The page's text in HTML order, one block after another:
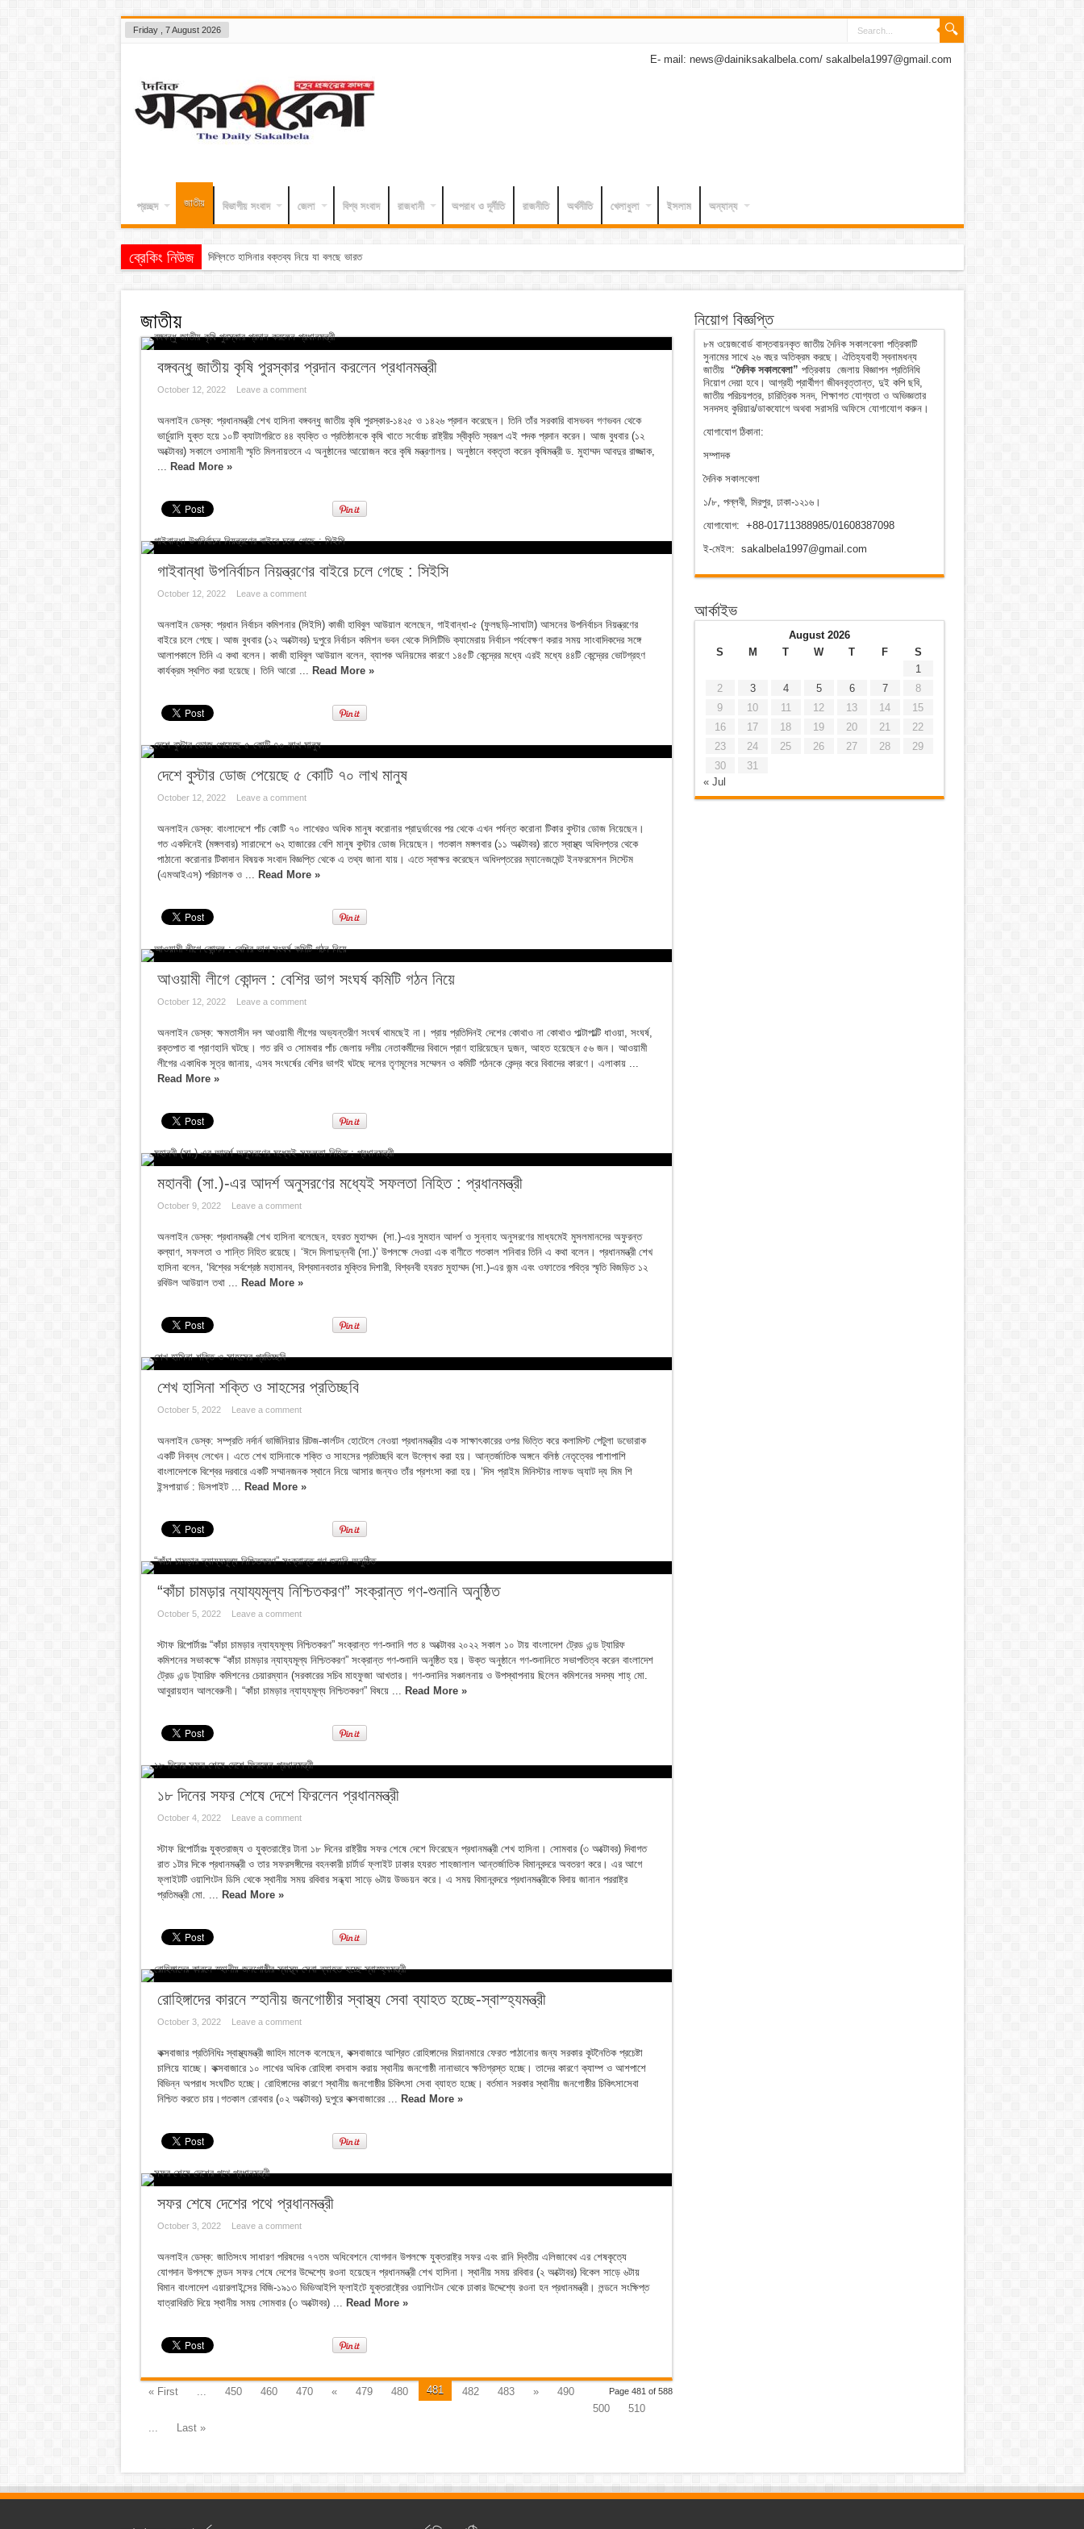
Friday , 7 August 2026
E- mail: news@dainiksakalbela.com/ sakalbela1997@gmail.com
প্রচ্ছদ জাতীয় বিভাগীয় সংবাদ জেলা বিশ্ব সংবাদ রাজধানী অপরাধ ও দূর্নীতি রাজনীতি অর্থনীতি খেলাধুলা ইসলাম অন্যান্য
ব্রেকিং নিউজ তুহিন হত্যার এ
জাতীয়
বঙ্গবন্ধু জাতীয় কৃষি পুরস্কার প্রদান করলেন প্রধানমন্ত্রী
October 12, 2022 Leave a comment
অনলাইন ডেস্ক: প্রধানমন্ত্রী শেখ হাসিনা বঙ্গবন্ধু জাতীয় কৃষি পুরস্কার-১৪২৫ ও ১৪২৬ প্রদান করেছেন। তিনি তাঁর সরকারি বাসভবন গণভবন থেকে
ভার্চুয়ালি যুক্ত হয়ে ১০টি ক্যাটাগরিতে ৪৪ ব্যক্তি ও প্রতিষ্ঠানকে কৃষি খাতে সর্বোচ্চ রাষ্ট্রীয় স্বীকৃতি স্বরূপ এই পদক প্রদান করেন। আজ বুধবার (১২
অক্টোবর) সকালে ওসামানী স্মৃতি মিলনায়তনে এ অনুষ্ঠানের আয়োজন করে কৃষি মন্ত্রণালয়। অনুষ্ঠানে বক্তৃতা করেন কৃষিমন্ত্রী ড. মুহাম্মদ আবদুর রাজ্জাক,
... Read More »
গাইবান্ধা উপনির্বাচন নিয়ন্ত্রণের বাইরে চলে গেছে : সিইসি
October 12, 2022 Leave a comment
অনলাইন ডেস্ক: প্রধান নির্বাচন কমিশনার (সিইসি) কাজী হাবিবুল আউয়াল বলেছেন, গাইবান্ধা-৫ (ফুলছড়ি-সাঘাটা) আসনের উপনির্বাচন নিয়ন্ত্রণের
বাইরে চলে গেছে। আজ বুধবার (১২ অক্টোবর) দুপুরে নির্বাচন কমিশন ভবন থেকে সিসিটিভি ক্যামেরায় নির্বাচন পর্যবেক্ষণ করার সময় সাংবাদিকদের সঙ্গে
আলাপকালে তিনি এ কথা বলেন। কাজী হাবিবুল আউয়াল বলেন, ব্যাপক অনিয়মের কারণে ১৪৫টি কেন্দ্রের মধ্যে এরই মধ্যে ৪৪টি কেন্দ্রের ভোটগ্রহণ
কার্যক্রম স্থগিত করা হয়েছে। তিনি আরো ... Read More »
দেশে বুস্টার ডোজ পেয়েছে ৫ কোটি ৭০ লাখ মানুষ
October 12, 2022 Leave a comment
অনলাইন ডেস্ক: বাংলাদেশে পাঁচ কোটি ৭০ লাখেরও অধিক মানুষ করোনার প্রাদুর্ভাবের পর থেকে এখন পর্যন্ত করোনা টিকার বুস্টার ডোজ নিয়েছেন।
গত একদিনেই (মঙ্গলবার) সারাদেশে ৬২ হাজারের বেশি মানুষ বুস্টার ডোজ নিয়েছেন। গতকাল মঙ্গলবার (১১ অক্টোবর) রাতে স্বাস্থ্য অধিদপ্তর থেকে
পাঠানো করোনার টিকাদান বিষয়ক সংবাদ বিজ্ঞপ্তি থেকে এ তথ্য জানা যায়। এতে স্বাক্ষর করেছেন অধিদপ্তরের ম্যানেজমেন্ট ইনফরমেশন সিস্টেম
(এমআইএস) পরিচালক ও ... Read More »
আওয়ামী লীগে কোন্দল : বেশির ভাগ সংঘর্ষ কমিটি গঠন নিয়ে
October 12, 2022 Leave a comment
অনলাইন ডেস্ক: ক্ষমতাসীন দল আওয়ামী লীগের অভ্যন্তরীণ সংঘর্ষ থামছেই না। প্রায় প্রতিদিনই দেশের কোথাও না কোথাও পাল্টাপাল্টি ধাওয়া, সংঘর্ষ,
রক্তপাত বা প্রাণহানি ঘটছে। গত রবি ও সোমবার পাঁচ জেলায় দলীয় নেতাকর্মীদের বিবাদে প্রাণ হারিয়েছেন দুজন, আহত হয়েছেন ৫৬ জন। আওয়ামী
লীগের একাধিক সূত্র জানায়, এসব সংঘর্ষের বেশির ভাগই ঘটছে দলের তৃণমূলের সম্মেলন ও কমিটি গঠনকে কেন্দ্র করে বিবাদের কারণে। এলাকায় ...
Read More »
মহানবী (সা.)-এর আদর্শ অনুসরণের মধ্যেই সফলতা নিহিত : প্রধানমন্ত্রী
October 9, 2022 Leave a comment
অনলাইন ডেস্ক: প্রধানমন্ত্রী শেখ হাসিনা বলেছেন, হযরত মুহাম্মদ (সা.)-এর সুমহান আদর্শ ও সুন্নাহ অনুসরণের মাধ্যমেই মুসলমানদের অফুরন্ত
কল্যাণ, সফলতা ও শান্তি নিহিত রয়েছে। ‘ঈদে মিলাদুন্নবী (সা.)’ উপলক্ষে দেওয়া এক বাণীতে গতকাল শনিবার তিনি এ কথা বলেন। প্রধানমন্ত্রী শেখ
হাসিনা বলেন, ‘বিশ্বের সর্বশ্রেষ্ঠ মহামানব, বিশ্বমানবতার মুক্তির দিশারী, বিশ্বনবী হযরত মুহাম্মদ (সা.)-এর জন্ম এবং ওফাতের পবিত্র স্মৃতি বিজড়িত ১২
রবিউল আউয়াল তথা ... Read More »
শেখ হাসিনা শক্তি ও সাহসের প্রতিচ্ছবি
October 5, 2022 Leave a comment
অনলাইন ডেস্ক: সম্প্রতি নর্দার্ন ভার্জিনিয়ার রিটজ-কার্লটন হোটেলে নেওয়া প্রধানমন্ত্রীর এক সাক্ষাৎকারের ওপর ভিত্তি করে কলামিস্ট পেটুলা ডভোরাক
একটি নিবন্ধ লেখেন। এতে শেখ হাসিনাকে শক্তি ও সাহসের প্রতিচ্ছবি বলে উল্লেখ করা হয়। আন্তর্জাতিক অঙ্গনে বলিষ্ঠ নেতৃত্বের পাশাপাশি
বাংলাদেশকে বিশ্বের দরবারে একটি সম্মানজনক স্থানে নিয়ে আসার জন্যও তাঁর প্রশংসা করা হয়। ‘দিস প্রাইম মিনিস্টার লাফড অ্যাট দ্য মিম শি
ইন্সপায়ার্ড : ডিসপাইট ... Read More »
“কাঁচা চামড়ার ন্যায্যমূল্য নিশ্চিতকরণ” সংক্রান্ত গণ-শুনানি অনুষ্ঠিত
October 5, 2022 Leave a comment
স্টাফ রিপোর্টারঃ “কাঁচা চামড়ার ন্যায্যমূল্য নিশ্চিতকরণ” সংক্রান্ত গণ-শুনানি গত ৪ অক্টোবর ২০২২ সকাল ১০ টায় বাংলাদেশ ট্রেড এন্ড ট্যারিফ
কমিশনের সভাকক্ষে “কাঁচা চামড়ার ন্যায্যমূল্য নিশ্চিতকরণ” সংক্রান্ত গণ-শুনানি অনুষ্ঠিত হয়। উক্ত অনুষ্ঠানে গণ-শুনানিতে সভাপতিত্ব করেন বাংলাদেশ
ট্রেড এন্ড ট্যারিফ কমিশনের চেয়ারম্যান (সরকারের সচিব মাহফুজা আখতার। গণ-শুনানির সঞ্চালনায় ও উপস্থাপনায় ছিলেন কমিশনের সদস্য শাহ্ মো.
আবুরায়হান আলবেরুনী। “কাঁচা চামড়ার ন্যায্যমূল্য নিশ্চিতকরণ” বিষয়ে ... Read More »
১৮ দিনের সফর শেষে দেশে ফিরলেন প্রধানমন্ত্রী
October 4, 2022 Leave a comment
স্টাফ রিপোর্টারঃ যুক্তরাজ্য ও যুক্তরাষ্ট্রে টানা ১৮ দিনের রাষ্ট্রীয় সফর শেষে দেশে ফিরেছেন প্রধানমন্ত্রী শেখ হাসিনা। সোমবার (৩ অক্টোবর) দিবাগত
রাত ১টার দিকে প্রধানমন্ত্রী ও তার সফরসঙ্গীদের বহনকারী চার্টার্ড ফ্লাইট ঢাকার হযরত শাহজালাল আন্তর্জাতিক বিমানবন্দরে অবতরণ করে। এর আগে
ফ্লাইটটি ওয়াশিংটন ডিসি থেকে স্থানীয় সময় রবিবার সন্ধ্যা সাড়ে ৬টায় উড্ডয়ন করে। এ সময় বিমানবন্দরে প্রধানমন্ত্রীকে বিদায় জানান পররাষ্ট্র
প্রতিমন্ত্রী মো. ... Read More »
রোহিঙ্গাদের কারনে স্হানীয় জনগোষ্ঠীর স্বাস্থ্য সেবা ব্যাহত হচ্ছে-স্বাস্হ্যমন্ত্রী
October 3, 2022 Leave a comment
কক্সবাজার প্রতিনিধিঃ স্বাস্থ্যমন্ত্রী জাহিদ মালেক বলেছেন, কক্সবাজারে আশ্রিত রোহিঙ্গাদের মিয়ানমারে ফেরত পাঠানোর জন্য সরকার কূটনৈতিক প্রচেষ্টা
চালিয়ে যাচ্ছে। কক্সবাজারে ১০ লাখের অধিক রোহিঙ্গা বসবাস করায় স্থানীয় জনগোষ্ঠী নানাভাবে ক্ষতিগ্রস্ত হচ্ছে। তাদের কারণে ক্যাম্প ও আশপাশে
বিভিন্ন অপরাধ সংঘটিত হচ্ছে। রোহিঙ্গাদের কারণে স্থানীয় জনগোষ্ঠীর চিকিৎসা সেবা ব্যাহত হচ্ছে। বর্তমান সরকার স্থানীয় জনগোষ্ঠীর চিকিৎসাসেবা
নিশ্চিত করতে চায়।গতকাল রোববার (০২ অক্টোবর) দুপুরে কক্সবাজারের ... Read More »
সফর শেষে দেশের পথে প্রধানমন্ত্রী
October 3, 2022 Leave a comment
অনলাইন ডেস্ক: জাতিসংঘ সাধারণ পরিষদের ৭৭তম অধিবেশনে যোগদান উপলক্ষে যুক্তরাষ্ট্র সফর এবং রানি দ্বিতীয় এলিজাবেথ এর শেষকৃত্যে
যোগদান উপলক্ষে লন্ডন সফর শেষে দেশের উদ্দেশ্যে রওনা হয়েছেন প্রধানমন্ত্রী শেখ হাসিনা। স্থানীয় সময় রবিবার (২ অক্টোবর) বিকেল সাড়ে ৬টায়
বিমান বাংলাদেশ এয়ারলাইন্সের বিজি-১৯১৩ ভিভিআইপি ফ্লাইটে যুক্তরাষ্ট্রের ওয়াশিংটন থেকে ঢাকার উদ্দেশ্যে রওনা হন প্রধানমন্ত্রী। লন্ডনে সংক্ষিপ্ত
যাত্রাবিরতি দিয়ে স্থানীয় সময় সোমবার (৩ অক্টোবর) ... Read More »
Page 481 of 588
« First ... 450 460 470 « 479 480 481 482 483 »
490
500
510
...
Last »
নিয়োগ বিজ্ঞপ্তি
৮ম ওয়েজবোর্ড বাস্তবায়নকৃত জাতীয় দৈনিক সকালবেলা পত্রিকাটি
সুনামের সাথে ২৬ বছর অতিক্রম করছে। ঐতিহ্যবাহী স্বনামধন্য
জাতীয় “দৈনিক সকালবেলা” পত্রিকায় জেলায় বিজ্ঞাপন প্রতিনিধি
নিয়োগ দেয়া হবে। আগ্রহী প্রার্থীগণ জীবনবৃত্তান্ত, দুই কপি ছবি,
জাতীয় পরিচয়পত্র, চারিত্রিক সনদ, শিক্ষাগত যোগ্যতা ও অভিজ্ঞতার
সনদসহ কুরিয়ার/ডাকযোগে অথবা সরাসরি অফিসে যোগাযোগ করুন।
যোগাযোগ ঠিকানা:
সম্পাদক
দৈনিক সকালবেলা
১/৮, পল্লবী, মিরপুর, ঢাকা-১২১৬।
যোগাযোগ: +88-01711388985/01608387098
ই-মেইল: sakalbela1997@gmail.com
আর্কাইভ
August 2026
S
M T W T F
S
1
2
3 4 5 6 7
8
9
10 11 12 13 14
15
16
17 18 19 20 21
22
23
24 25 26 27 28
29
30
31
« Jul